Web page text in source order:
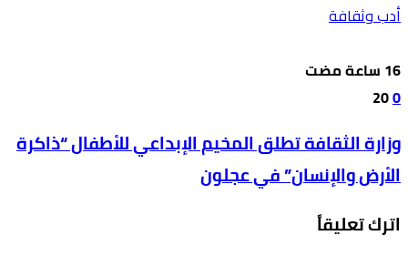
أدب وثقافة
0
20
وزارة الثقافة تطلق المخيم الإبداعي للأطفال “ذاكرة
الأرض والإنسان” في عجلون
اترك تعليقاً